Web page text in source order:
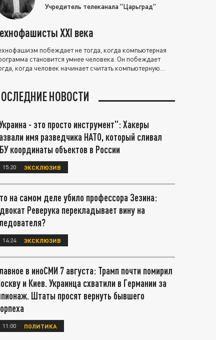
Учредитель телеканала "Царьград"
XXI века
побеждает не тогда, когда компьютерная
становится умнее человека. Он побеждает
когда человек начинает считать компьютерную
НОВОСТИ
- это просто инструмент": Хакеры
имя разведчика НАТО, который сливал
координаты объектов в России
15:20 ЭКСКЛЮЗИВ
на самом деле убило профессора Зезина:
Реверука перекладывает вину на
14:24 ЭКСКЛЮЗИВ
в иноСМИ 7 августа: Трамп почти помирил
и Киев. Украинца схватили в Германии за
Штаты просят вернуть бывшего
11:00 ПОЛИТИКА